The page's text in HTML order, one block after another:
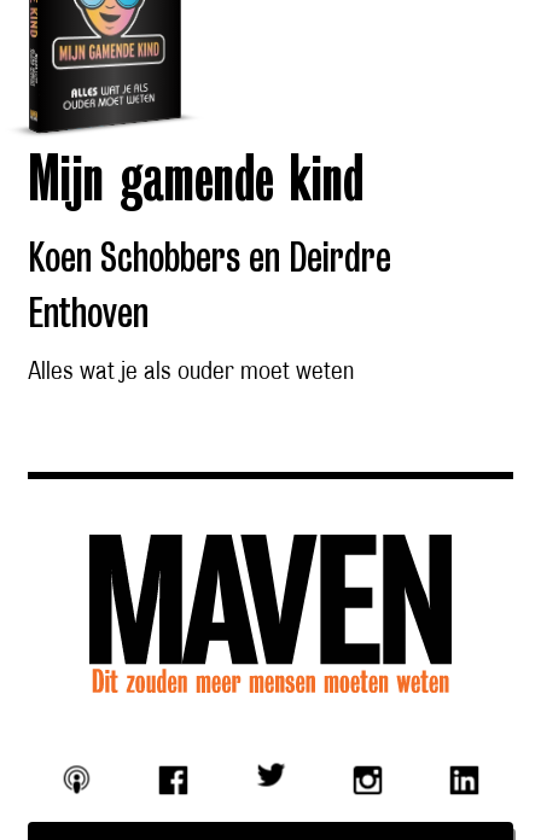
Mijn gamende kind
Koen Schobbers en Deirdre
Enthoven
Alles wat je als ouder moet weten